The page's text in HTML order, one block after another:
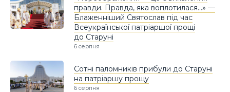
правди. Правда, яка воплотилася…» —
Блаженніший Святослав під час
Всеукраїнської патріаршої прощі
до Старуні
6 серпня
Сотні паломників прибули до Старуні
на патріаршу прощу
6 серпня